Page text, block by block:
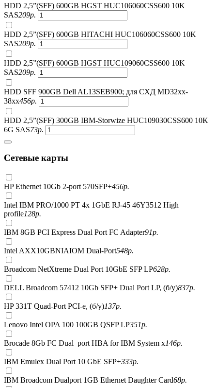
HDD 2,5”(SFF) 600GB HGST HUC106060CSS600 10K
SAS209р.
HDD 2,5”(SFF) 600GB HITACHI HUC106060CSS600 10K
SAS209р.
HDD 2,5”(SFF) 600GB HGST HUC109060CSS600 10K
SAS209р.
HDD SFF 900GB Dell AL13SEB900; для СХД MD32xx-
38xx456р.
HDD 2,5”(SFF) 300GB IBM-Storwize HUC109030CSS600 10K
6G SAS73р.
Сетевые карты
HP Ethernet 10Gb 2-port 570SFP+456р.
Intel IBM PRO/1000 PT 4x 1GbE RJ-45 46Y3512 High
profile128р.
IBM 8GB PCI Express Dual Port FC Adapter91р.
Intel AXX10GBNIAIOM Dual-Port548р.
Broadcom NetXtreme Dual Port 10GbE SFP LP628р.
DELL Broadcom 57412 10Gb SFP+ Dual Port LP, (б/у)837р.
HP 331T Quad-Port PCI-e, (б/у)137р.
Lenovo Intel OPA 100 100GB QSFP LP351р.
Brocade 8Gb FC Dual–port HBA for IBM System x146р.
IBM Emulex Dual Port 10 GbE SFP+333р.
IBM Broadcom Dualport 1GB Ethernet Daughter Card68р.